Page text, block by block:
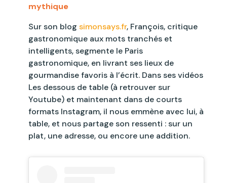
mythique
Sur son blog simonsays.fr, François, critique
gastronomique aux mots tranchés et
intelligents, segmente le Paris
gastronomique, en livrant ses lieux de
gourmandise favoris à l’écrit. Dans ses vidéos
Les dessous de table (à retrouver sur
Youtube) et maintenant dans de courts
formats Instagram, il nous emmène avec lui, à
table, et nous partage son ressenti : sur un
plat, une adresse, ou encore une addition.